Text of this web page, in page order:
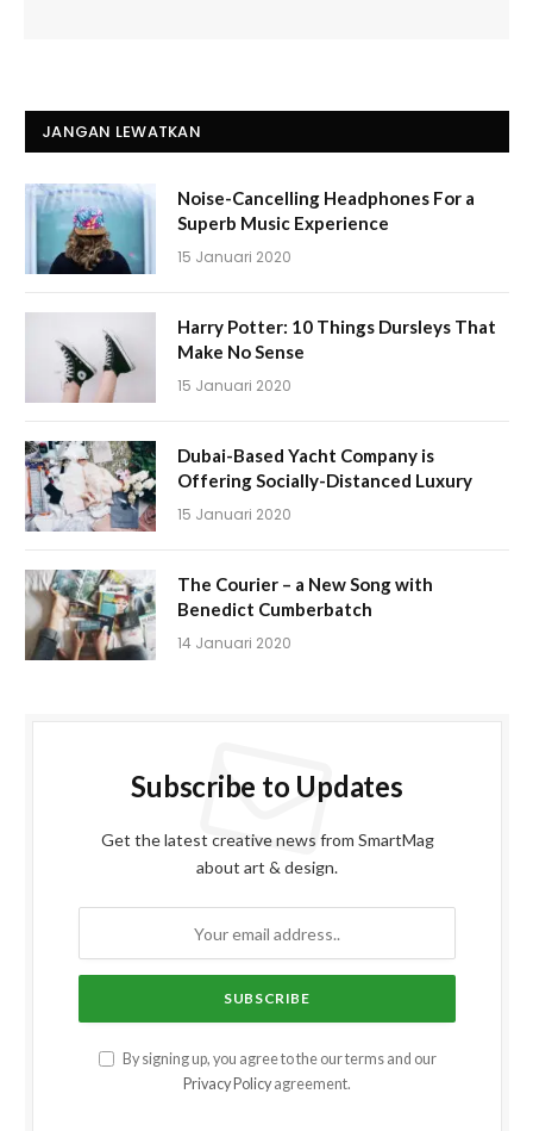
JANGAN LEWATKAN
Noise-Cancelling Headphones For a
Superb Music Experience
15 Januari 2020
Harry Potter: 10 Things Dursleys That
Make No Sense
15 Januari 2020
Dubai-Based Yacht Company is
Offering Socially-Distanced Luxury
15 Januari 2020
The Courier – a New Song with
Benedict Cumberbatch
14 Januari 2020
Subscribe to Updates
Get the latest creative news from SmartMag
about art & design.
By signing up, you agree to the our terms and our
Privacy Policy agreement.